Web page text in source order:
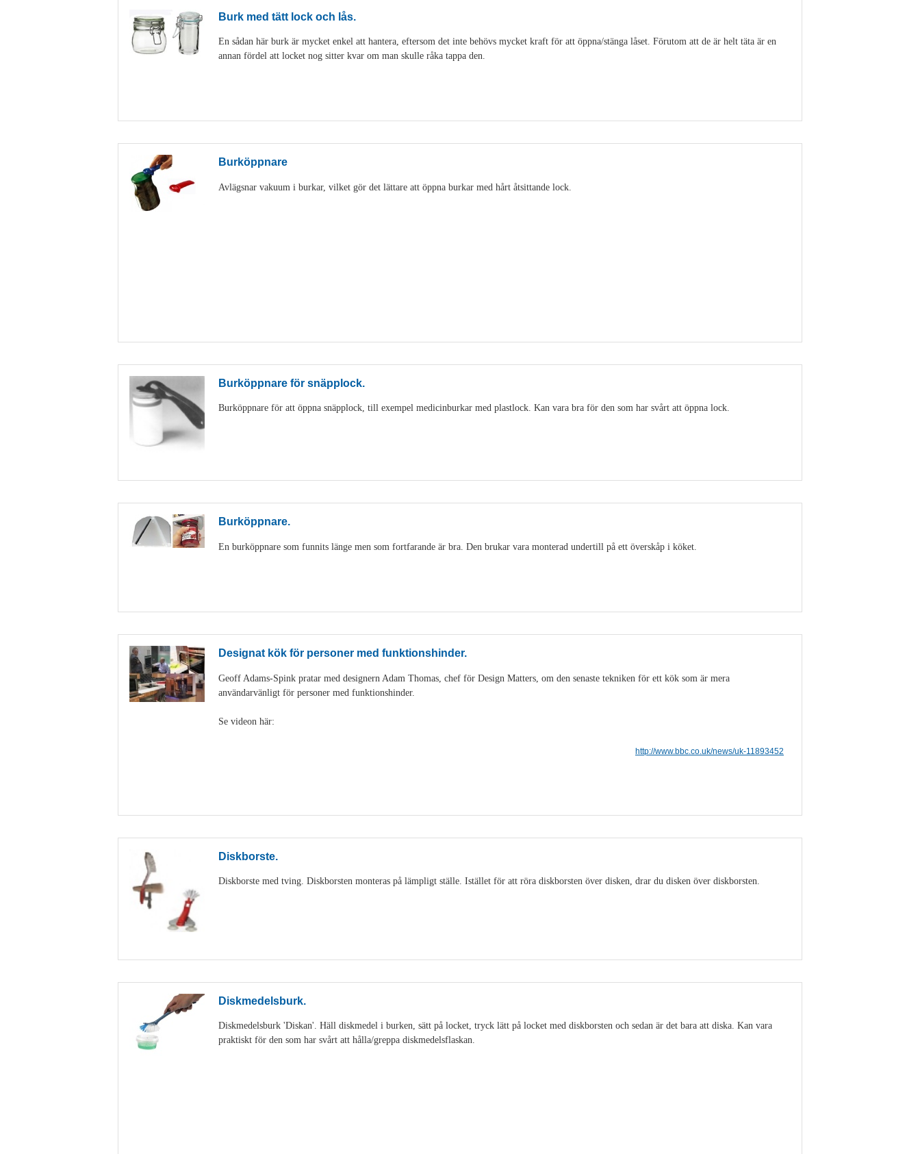
Burk med tätt lock och lås.
En sådan här burk är mycket enkel att hantera, eftersom det inte behövs mycket kraft för att öppna/stänga låset. Förutom att de är helt täta är en
annan fördel att locket nog sitter kvar om man skulle råka tappa den.
Burköppnare
Avlägsnar vakuum i burkar, vilket gör det lättare att öppna burkar med hårt åtsittande lock.
Burköppnare för snäpplock.
Burköppnare för att öppna snäpplock, till exempel medicinburkar med plastlock. Kan vara bra för den som har svårt att öppna lock.
Burköppnare.
En burköppnare som funnits länge men som fortfarande är bra. Den brukar vara monterad undertill på ett överskåp i köket.
Designat kök för personer med funktionshinder.
Geoff Adams-Spink pratar med designern Adam Thomas, chef för Design Matters, om den senaste tekniken för ett kök som är mera
användarvänligt för personer med funktionshinder.
Se videon här:
http://www.bbc.co.uk/news/uk-11893452
Diskborste.
Diskborste med tving. Diskborsten monteras på lämpligt ställe. Istället för att röra diskborsten över disken, drar du disken över diskborsten.
Diskmedelsburk.
Diskmedelsburk 'Diskan'. Häll diskmedel i burken, sätt på locket, tryck lätt på locket med diskborsten och sedan är det bara att diska. Kan vara
praktiskt för den som har svårt att hålla/greppa diskmedelsflaskan.